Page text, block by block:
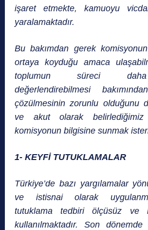
işaret etmekte, kamuoyu
yaralamaktadır.
Bu bakımdan gerek
ortaya koyduğu amaca
toplumun süreci
değerlendirebilmesi
çözülmesinin zorunlu olduğunu
ve akut olarak belirlediğimiz
komisyonun bilgisine sunmak
1- KEYFİ TUTUKLAMALAR
Türkiye’de bazı yargılamalar
ve istisnai olarak
tutuklama tedbiri ölçüsüz ve
kullanılmaktadır. Son